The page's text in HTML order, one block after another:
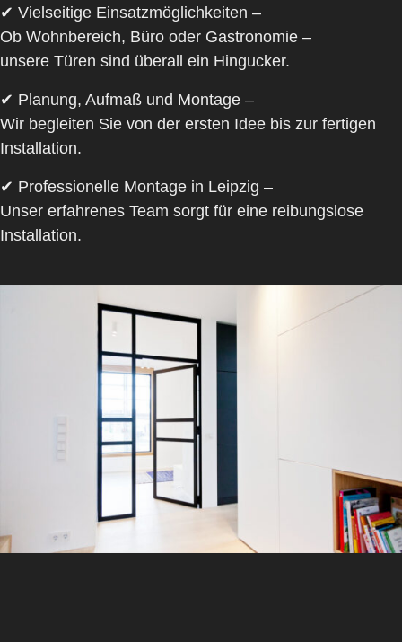
✔ Vielseitige Einsatzmöglichkeiten –
Ob Wohnbereich, Büro oder Gastronomie –
unsere Türen sind überall ein Hingucker.
✔ Planung, Aufmaß und Montage –
Wir begleiten Sie von der ersten Idee bis zur fertigen
Installation.
✔ Professionelle Montage in Leipzig –
Unser erfahrenes Team sorgt für eine reibungslose
Installation.